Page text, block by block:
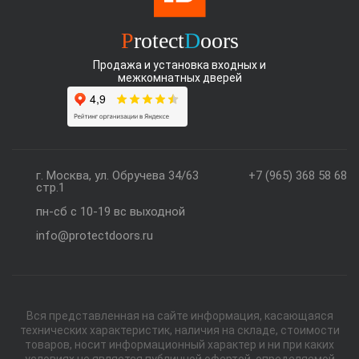
ProtectDoors
Продажа и установка входных и
межкомнатных дверей
+7 (965) 368 58 68
г. Москва, ул. Обручева 34/63
стр.1
пн-сб с 10-19 вс выходной
info@protectdoors.ru
Вся представленная на сайте информация, касающаяся
технических характеристик, наличия на складе, стоимости
товаров, носит информационный характер и ни при каких